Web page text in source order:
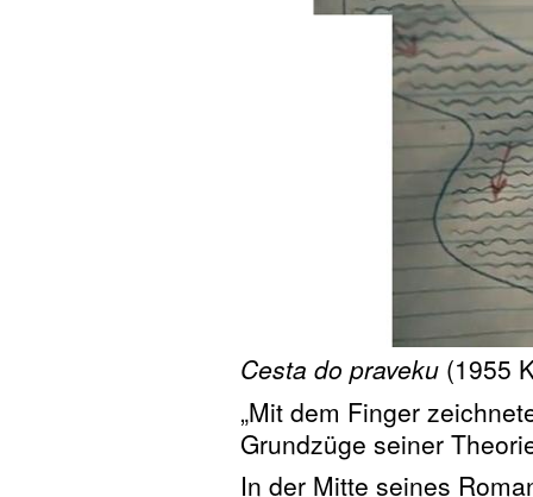
Cesta do praveku (1955
„Mit dem Finger
Grundzüge seiner
In der Mitte seines